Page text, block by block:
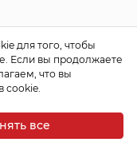
для того, чтобы
Если вы продолжаете
что вы
cookie.
все